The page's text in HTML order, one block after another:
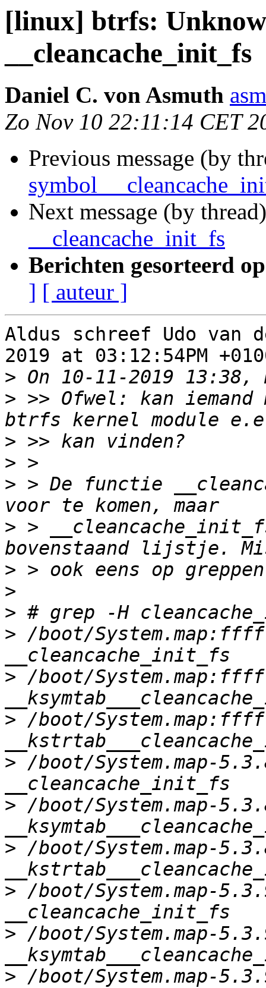
[linux] btrfs:
__cleancache_init_fs
Daniel C. von Asmuth
Zo Nov 10 22:11:14 CET
Previous message (by
symbol
Next message (by
__cleancache_init_fs
Berichten gesorteerd
] [ auteur ]
Aldus schreef Udo van
2019 at 03:12:54PM
>
> >> Ofwel: kan iemand
>
>
> > De functie
> >
>
>
>
> /boot/
> /boot/
> /boot/
> /boot/System.map-
> /boot/System.map-
> /boot/System.map-
> /boot/System.map-
> /boot/System.map-
> /boot/System.map-